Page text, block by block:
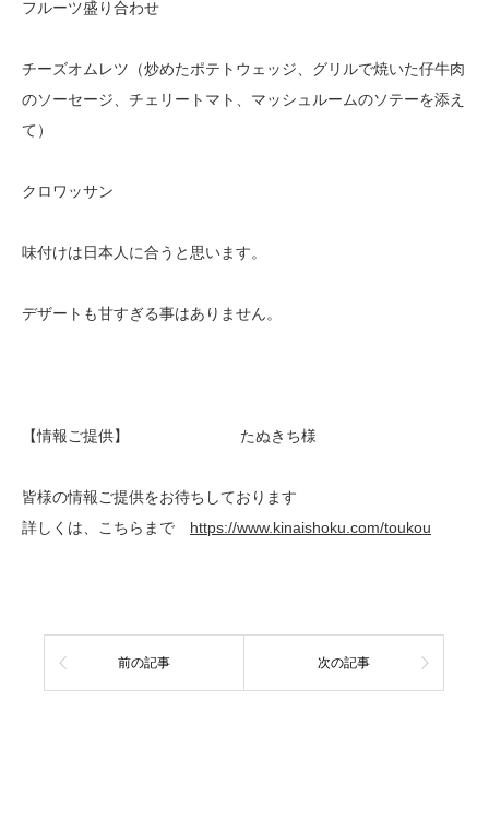
フルーツ盛り合わせ
チーズオムレツ（炒めたポテトウェッジ、グリルで焼いた仔牛肉
のソーセージ、チェリートマト、マッシュルームのソテーを添え
て）
クロワッサン
味付けは日本人に合うと思います。
デザートも甘すぎる事はありません。
【情報ご提供】 たぬきち様
皆様の情報ご提供をお待ちしております
詳しくは、こちらまで https://www.kinaishoku.com/toukou
前の記事 次の記事